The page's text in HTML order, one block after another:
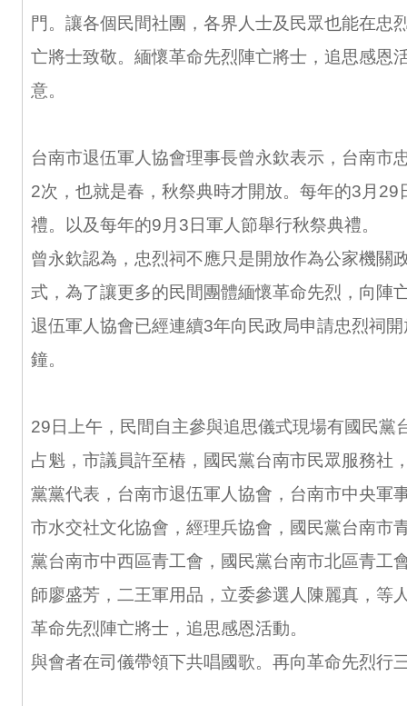
門。讓各個民間社團，各界人士及民眾也能在忠
亡將士致敬。緬懷革命先烈陣亡將士，追思感恩
意。
台南市退伍軍人協會理事長曾永欽表示，台南市
2次，也就是春，秋祭典時才開放。每年的3月29
禮。以及每年的9月3日軍人節舉行秋祭典禮。
曾永欽認為，忠烈祠不應只是開放作為公家機關
式，為了讓更多的民間團體緬懷革命先烈，向陣
退伍軍人協會已經連續3年向民政局申請忠烈祠
鐘。
29日上午，民間自主參與追思儀式現場有國民黨
占魁，市議員許至樁，國民黨台南市民眾服務社
黨黨代表，台南市退伍軍人協會，台南市中央軍
市水交社文化協會，經理兵協會，國民黨台南市
黨台南市中西區青工會，國民黨台南市北區青工
師廖盛芳，二王軍用品，立委參選人陳麗真，等
革命先烈陣亡將士，追思感恩活動。
與會者在司儀帶領下共唱國歌。再向革命先烈行